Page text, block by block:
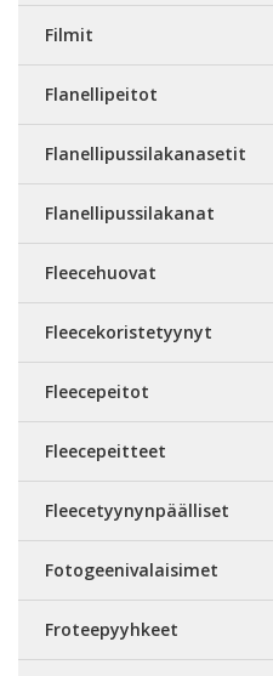
Filmit
Flanellipeitot
Flanellipussilakanasetit
Flanellipussilakanat
Fleecehuovat
Fleecekoristetyynyt
Fleecepeitot
Fleecepeitteet
Fleecetyynynpäälliset
Fotogeenivalaisimet
Froteepyyhkeet